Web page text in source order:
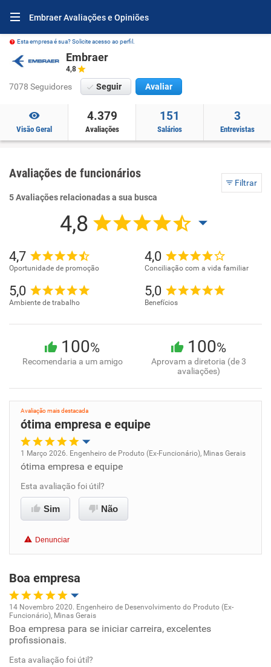
Embraer Avaliações e Opiniões
Esta empresa é sua? Solicite acesso ao perfil.
Embraer
4,8
7078 Seguidores Seguir Avaliar
Visão Geral
4.379
Avaliações
151
Salários
3
Entrevistas
Avaliações de funcionários
Filtrar
5 Avaliações relacionadas a sua busca
4,8
4,7
Oportunidade de promoção
4,0
Conciliação com a vida familiar
5,0
Ambiente de trabalho
5,0
Benefícios
100%
Recomendaria a um amigo
100%
Aprovam a diretoria (de 3
avaliações)
Avaliação mais destacada
ótima empresa e equipe
Oportunidade de promoção
Ambiente de trabalho
Benefícios
Recomenda esta empresa
1 Março 2026. Engenheiro de Produto (Ex-Funcionário), Minas Gerais
ótima empresa e equipe
Esta avaliação foi útil?
Sim Não
Denunciar
Boa empresa
Oportunidade de promoção
14 Novembro 2020. Engenheiro de Desenvolvimento do Produto (Ex-
Funcionário), Minas Gerais
Boa empresa para se iniciar carreira, excelentes
profissionais.
Esta avaliação foi útil?